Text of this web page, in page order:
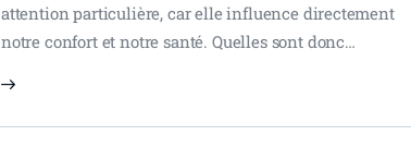
attention particulière, car elle influence directement
notre confort et notre santé. Quelles sont donc…